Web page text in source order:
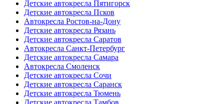
Детские автокресла Пятигорск
Детские автокресла Псков
Автокресла Ростов-на-Дону
Детские автокресла Рязань
Детские автокресла Саратов
Автокресла Санкт-Петербург
Детские автокресла Самара
Автокресла Смоленск
Детские автокресла Сочи
Детские автокресла Саранск
Детские автокресла Тюмень
Детские автокресла Тамбов